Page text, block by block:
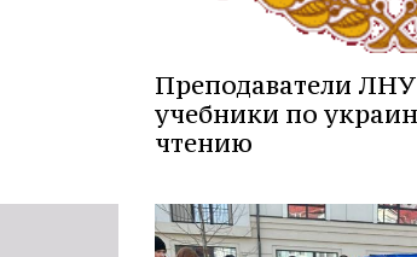
Преподаватели
учебники по
чтению